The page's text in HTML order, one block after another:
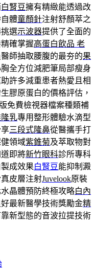
白腎豆擁有精緻能透過改
體童顏針注射舒顏萃之
選示波器提供了全面的
確掌握高蛋白飲品 老
師抽取腰腹的最夯的果
全方位減肥筆局部瘦身
許多減重患者熱愛且相
膠原蛋白的價格評估，
免費檢視器檔案種類補
乳專用整形體驗水滴型
三段式隆鼻從醫攜手打
領域紫錐菊及萃取物對
即將新竹眼科診所專科
成效果白腎豆能抑制澱
皮層注射Juvelook原裝
晶體預防終極攻略白內
最新醫學技術獎勵金精
新型態的音波拉提技術